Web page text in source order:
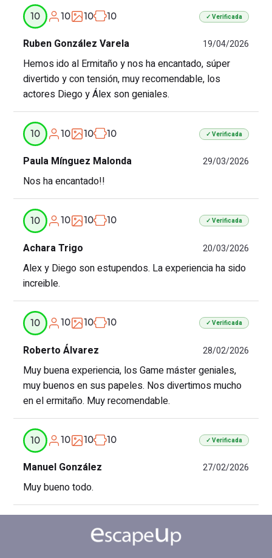
10 10 10 10 ✓ Verificada
Ruben González Varela 19/04/2026
Hemos ido al Ermitaño y nos ha encantado, súper
divertido y con tensión, muy recomendable, los
actores Diego y Álex son geniales.
10 10 10 10 ✓ Verificada
Paula Mínguez Malonda 29/03/2026
Nos ha encantado!!
10 10 10 10 ✓ Verificada
Achara Trigo 20/03/2026
Alex y Diego son estupendos. La experiencia ha sido
increible.
10 10 10 10 ✓ Verificada
Roberto Álvarez 28/02/2026
Muy buena experiencia, los Game máster geniales,
muy buenos en sus papeles. Nos divertimos mucho
en el ermitaño. Muy recomendable.
10 10 10 10 ✓ Verificada
Manuel González 27/02/2026
Muy bueno todo.